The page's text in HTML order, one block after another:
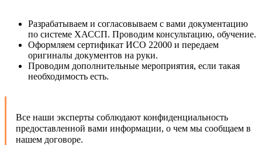
Разрабатываем и согласовываем с вами документацию
по системе ХАССП. Проводим консультацию, обучение.
Оформляем сертификат ИСО 22000 и передаем
оригиналы документов на руки.
Проводим дополнительные мероприятия, если такая
необходимость есть.
Все наши эксперты соблюдают конфиденциальность
предоставленной вами информации, о чем мы сообщаем в
нашем договоре.